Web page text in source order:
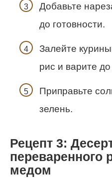
Добавьте
до готовности.
Залейте
рис и варите до
Приправьте
зелень.
Рецепт 3:
переваренного
медом